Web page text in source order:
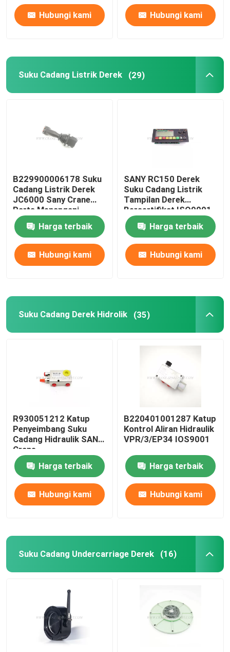
Tali Kawat Derek
Hubungi kami Hubungi kami
Suku Cadang Listrik Derek (29)
B229900006178 Suku
Cadang Listrik Derek
JC6000 Sany Crane
Parts Menangani
Operasi
Harga terbaik
Hubungi kami
SANY RC150 Derek
Suku Cadang Listrik
Tampilan Derek
Bersertifikat ISO9001
Harga terbaik
Hubungi kami
Suku Cadang Derek Hidrolik (35)
R930051212 Katup
Penyeimbang Suku
Cadang Hidraulik SANY
Crane
Harga terbaik
Hubungi kami
B220401001287 Katup
Kontrol Aliran Hidraulik
VPR/3/EP34 IOS9001
Harga terbaik
Hubungi kami
Suku Cadang Undercarriage Derek (16)